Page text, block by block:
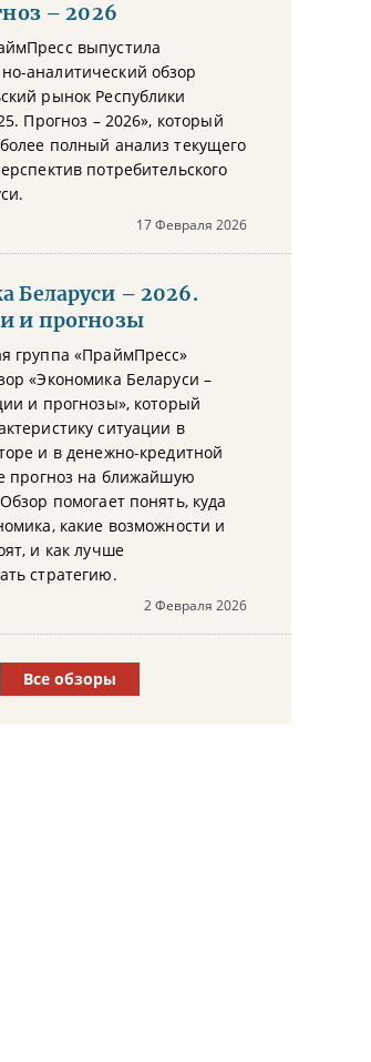
– 2026
выпустила
аналитический обзор
рынок Республики
Прогноз – 2026», который
полный анализ текущего
потребительского
17 Февраля 2026
Беларуси – 2026.
и прогнозы
группа «ПраймПресс»
«Экономика Беларуси –
и прогнозы», который
ситуации в
и в денежно-кредитной
прогноз на ближайшую
помогает понять, куда
какие возможности и
и как лучше
стратегию.
2 Февраля 2026
Все обзоры